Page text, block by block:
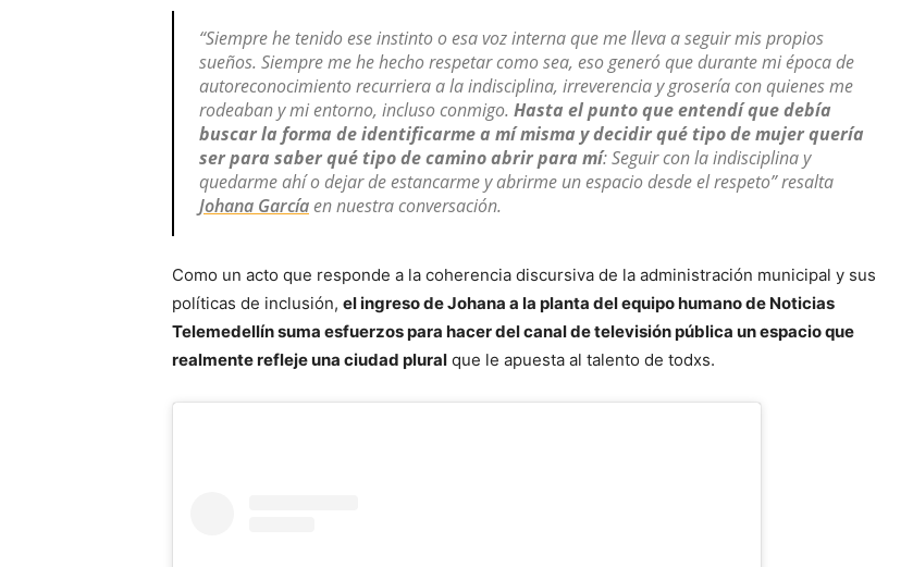
“Siempre he tenido ese instinto o esa voz interna que me lleva a seguir mis propios
sueños. Siempre me he hecho respetar como sea, eso generó que durante mi época de
autoreconocimiento recurriera a la indisciplina, irreverencia y grosería con quienes me
rodeaban y mi entorno, incluso conmigo. Hasta el punto que entendí que debía
buscar la forma de identificarme a mí misma y decidir qué tipo de mujer quería
ser para saber qué tipo de camino abrir para mí: Seguir con la indisciplina y
quedarme ahí o dejar de estancarme y abrirme un espacio desde el respeto” resalta
Johana Garcíaen nuestra conversación.
Como un acto que responde a la coherencia discursiva de la administración municipal y sus
políticas de inclusión, el ingreso de Johana a la planta del equipo humano de Noticias
Telemedellín suma esfuerzos para hacer del canal de televisión pública un espacio que
realmente refleje una ciudad plural que le apuesta al talento de todxs.